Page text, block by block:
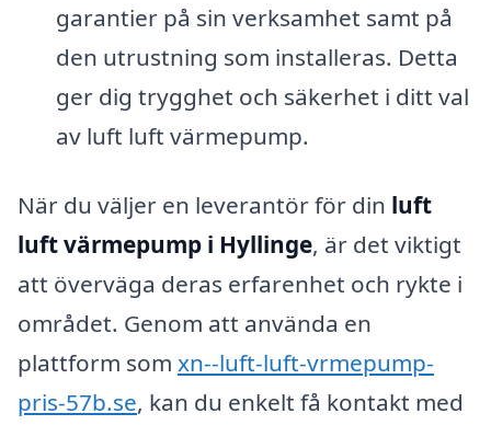
garantier på sin verksamhet samt på
den utrustning som installeras. Detta
ger dig trygghet och säkerhet i ditt val
av luft luft värmepump.
När du väljer en leverantör för din luft
luft värmepump i Hyllinge, är det viktigt
att överväga deras erfarenhet och rykte i
området. Genom att använda en
plattform som xn--luft-luft-vrmepump-
pris-57b.se, kan du enkelt få kontakt med